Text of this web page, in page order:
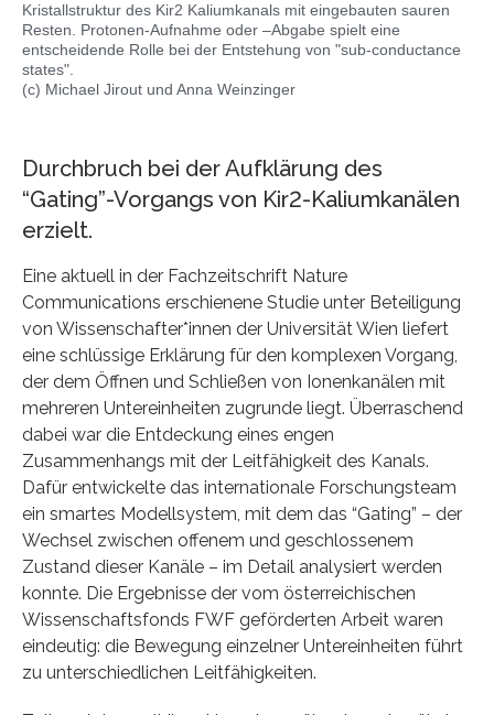
Kristallstruktur des Kir2 Kaliumkanals mit eingebauten sauren
Resten. Protonen-Aufnahme oder –Abgabe spielt eine
entscheidende Rolle bei der Entstehung von "sub-conductance
states".
(c) Michael Jirout und Anna Weinzinger
Durchbruch bei der Aufklärung des
“Gating”-Vorgangs von Kir2-Kaliumkanälen
erzielt.
Eine aktuell in der Fachzeitschrift Nature
Communications erschienene Studie unter Beteiligung
von Wissenschafter*innen der Universität Wien liefert
eine schlüssige Erklärung für den komplexen Vorgang,
der dem Öffnen und Schließen von Ionenkanälen mit
mehreren Untereinheiten zugrunde liegt. Überraschend
dabei war die Entdeckung eines engen
Zusammenhangs mit der Leitfähigkeit des Kanals.
Dafür entwickelte das internationale Forschungsteam
ein smartes Modellsystem, mit dem das “Gating” – der
Wechsel zwischen offenem und geschlossenem
Zustand dieser Kanäle – im Detail analysiert werden
konnte. Die Ergebnisse der vom österreichischen
Wissenschaftsfonds FWF geförderten Arbeit waren
eindeutig: die Bewegung einzelner Untereinheiten führt
zu unterschiedlichen Leitfähigkeiten.